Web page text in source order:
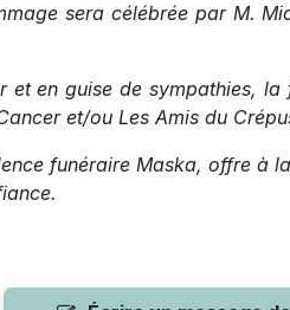
sera célébrée par M.
et en guise de sympathies,
et/ou Les Amis du
funéraire Maska, offre à